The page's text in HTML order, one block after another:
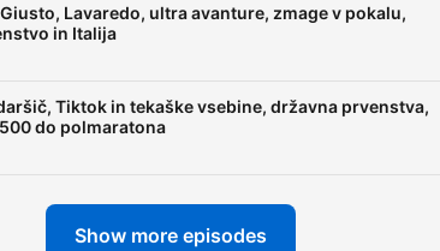
Giusto, Lavaredo, ultra avanture, zmage v pokalu,
in Italija
Tiktok in tekaške vsebine, državna prvenstva,
do polmaratona
Show more episodes